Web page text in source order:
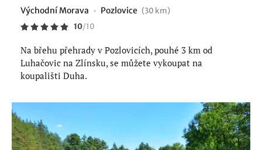
Východní Morava Pozlovice (30 km)
10/10
Na břehu přehrady v Pozlovicích, pouhé 3 km od
Luhačovic na Zlínsku, se můžete vykoupat na
koupališti Duha.